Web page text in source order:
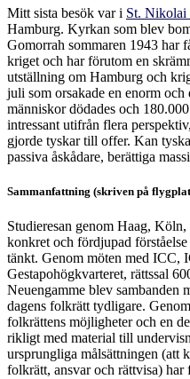
Mitt sista besök var i St. Nikolai
Hamburg. Kyrkan som blev
Gomorrah sommaren 1943 har
kriget och har förutom en
utställning om Hamburg och
juli som orsakade en enorm
människor dödades och
intressant utifrån flera
gjorde tyskar till offer. Kan
passiva åskådare, berättiga
Sammanfattning (skriven på
Studieresan genom Haag,
konkret och fördjupad
tänkt. Genom möten med ICC,
Gestapohögkvarteret, rättssal
Neuengamme blev sambanden
dagens folkrätt tydligare.
folkrättens möjligheter och en
rikligt med material till
ursprungliga målsättningen (att
folkrätt, ansvar och rättvisa) har